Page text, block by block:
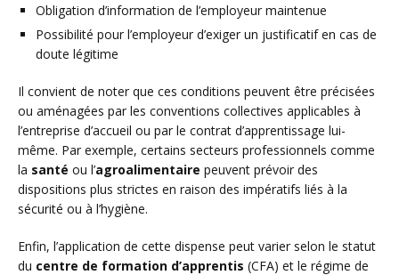
Obligation d’information de l’employeur maintenue
Possibilité pour l’employeur d’exiger un justificatif en cas de
doute légitime
Il convient de noter que ces conditions peuvent être précisées
ou aménagées par les conventions collectives applicables à
l’entreprise d’accueil ou par le contrat d’apprentissage lui-
même. Par exemple, certains secteurs professionnels comme
la santé ou l’agroalimentaire peuvent prévoir des
dispositions plus strictes en raison des impératifs liés à la
sécurité ou à l’hygiène.
Enfin, l’application de cette dispense peut varier selon le statut
du centre de formation d’apprentis (CFA) et le régime de